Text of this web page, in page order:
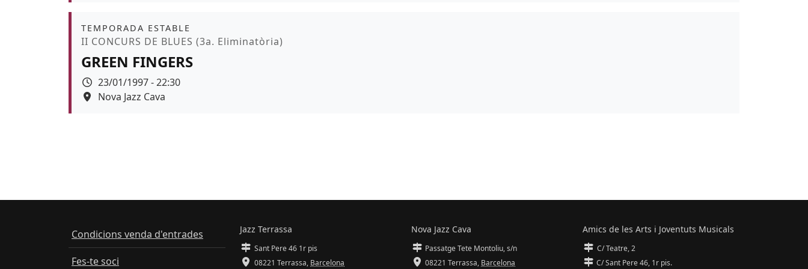
Àmbit
TEMPORADA ESTABLE
Promoció
II CONCURS DE BLUES (3a. Eliminatòria)
GREEN FINGERS
Data
23/01/1997 - 22:30
Espai
Nova Jazz Cava
Condicions venda d'entrades
Fes-te soci
Jazz Terrassa
Sant Pere 46 1r pis
08221 Terrassa, Barcelona
Nova Jazz Cava
Passatge Tete Montoliu, s/n
08221 Terrassa, Barcelona
Amics de les Arts i Joventuts Musicals
C/ Teatre, 2
C/ Sant Pere 46, 1r pis.